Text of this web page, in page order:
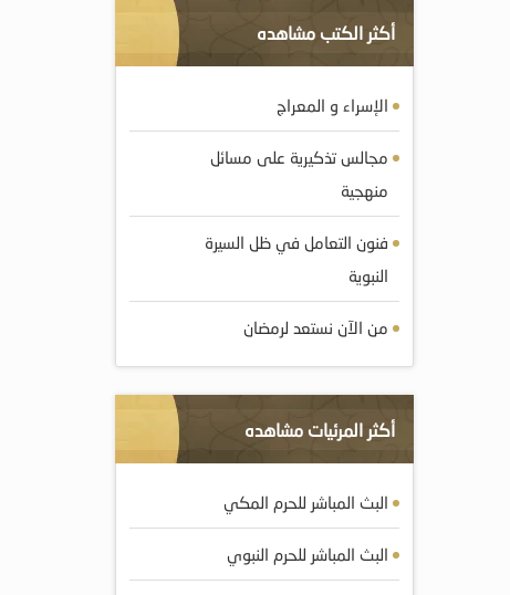
أكثر الكتب مشاهده
الإسراء و المعراج
مجالس تذكيرية على مسائل
منهجية
فنون التعامل في ظل السيرة
النبوية
من الآن نستعد لرمضان
أكثر المرئيات مشاهده
البث المباشر للحرم المكي
البث المباشر للحرم النبوي